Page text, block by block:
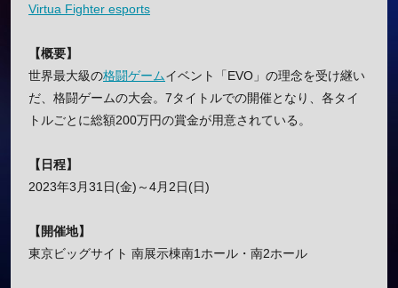
Virtua Fighter esports
【概要】
世界最大級の格闘ゲームイベント「EVO」の理念を受け継い
だ、格闘ゲームの大会。7タイトルでの開催となり、各タイ
トルごとに総額200万円の賞金が用意されている。
【日程】
2023年3月31日(金)～4月2日(日)
【開催地】
東京ビッグサイト 南展示棟南1ホール・南2ホール